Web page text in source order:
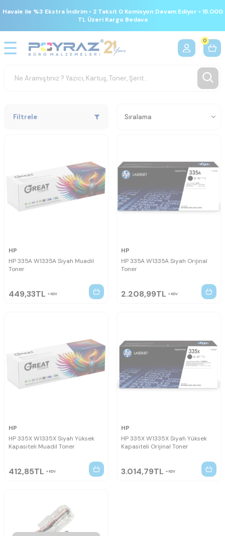
Havale ile %3 Ekstra İndirim • 2 Taksit 0 Komisyon Devam Ediyor • 15.000
TL Üzeri Kargo Bedava
0
Filtrele
HP
HP 335A W1335A Siyah Muadil
Toner
449,33TL KDV
HP
HP 335A W1335A Siyah Orijinal
Toner
2.208,99TL KDV
HP
HP 335X W1335X Siyah Yüksek
Kapasiteli Muadil Toner
412,85TL KDV
HP
HP 335X W1335X Siyah Yüksek
Kapasiteli Orijinal Toner
3.014,79TL KDV